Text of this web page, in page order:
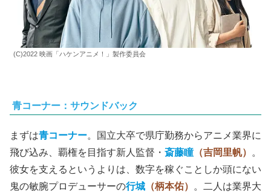
(C)2022 映画「ハケンアニメ！」製作委員会
青コーナー：サウンドバック
まずは青コーナー。国立大卒で県庁勤務からアニメ業界に
飛び込み、覇権を目指す新人監督・斎藤瞳 （吉岡里帆）
。
彼女を支えるというよりは、数字を稼ぐことしか頭にない
鬼の敏腕プロデューサーの行城 （柄本佑）
。二人は業界大